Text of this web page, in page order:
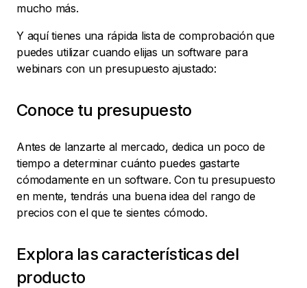
mucho más.
Y aquí tienes una rápida lista de comprobación que
puedes utilizar cuando elijas un software para
webinars con un presupuesto ajustado:
Conoce tu presupuesto
Antes de lanzarte al mercado, dedica un poco de
tiempo a determinar cuánto puedes gastarte
cómodamente en un software. Con tu presupuesto
en mente, tendrás una buena idea del rango de
precios con el que te sientes cómodo.
Explora las características del
producto